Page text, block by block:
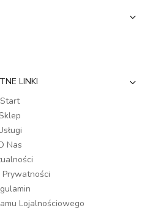
LINKI
Start
Nas
Lojalnościowego